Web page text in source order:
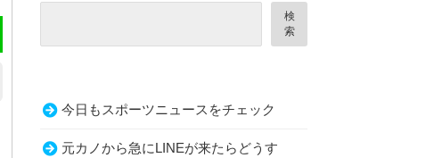
検
索
今日もスポーツニュースをチェック
元カノから急にLINEが来たらどうす